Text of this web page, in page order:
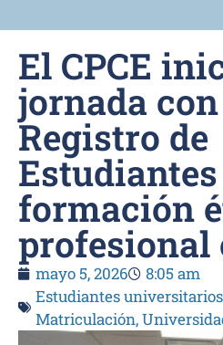
El CPCE
jornada
Registro de
formación
profesional
mayo 5, 2026
8:05 am
Estudiantes universitarios
Matriculación,